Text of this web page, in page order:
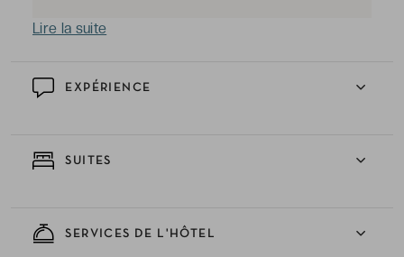
EXPÉRIENCE
SUITES
SERVICES DE L'HÔTEL
Lire la suite